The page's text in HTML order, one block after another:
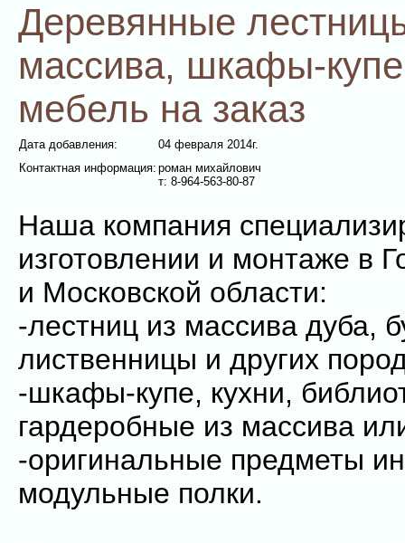
Деревянные
массива, шкафы-
мебель на заказ
Дата добавления:
04 февраля 2014г.
Контактная информация:роман михайлович
т: 8-964-563-80-87
Наша компания
изготовлении и монтаже в
и Московской области:
-лестниц из массива дуба,
лиственницы и других
-шкафы-купе, кухни,
гардеробные из массива
-оригинальные предметы
модульные полки.